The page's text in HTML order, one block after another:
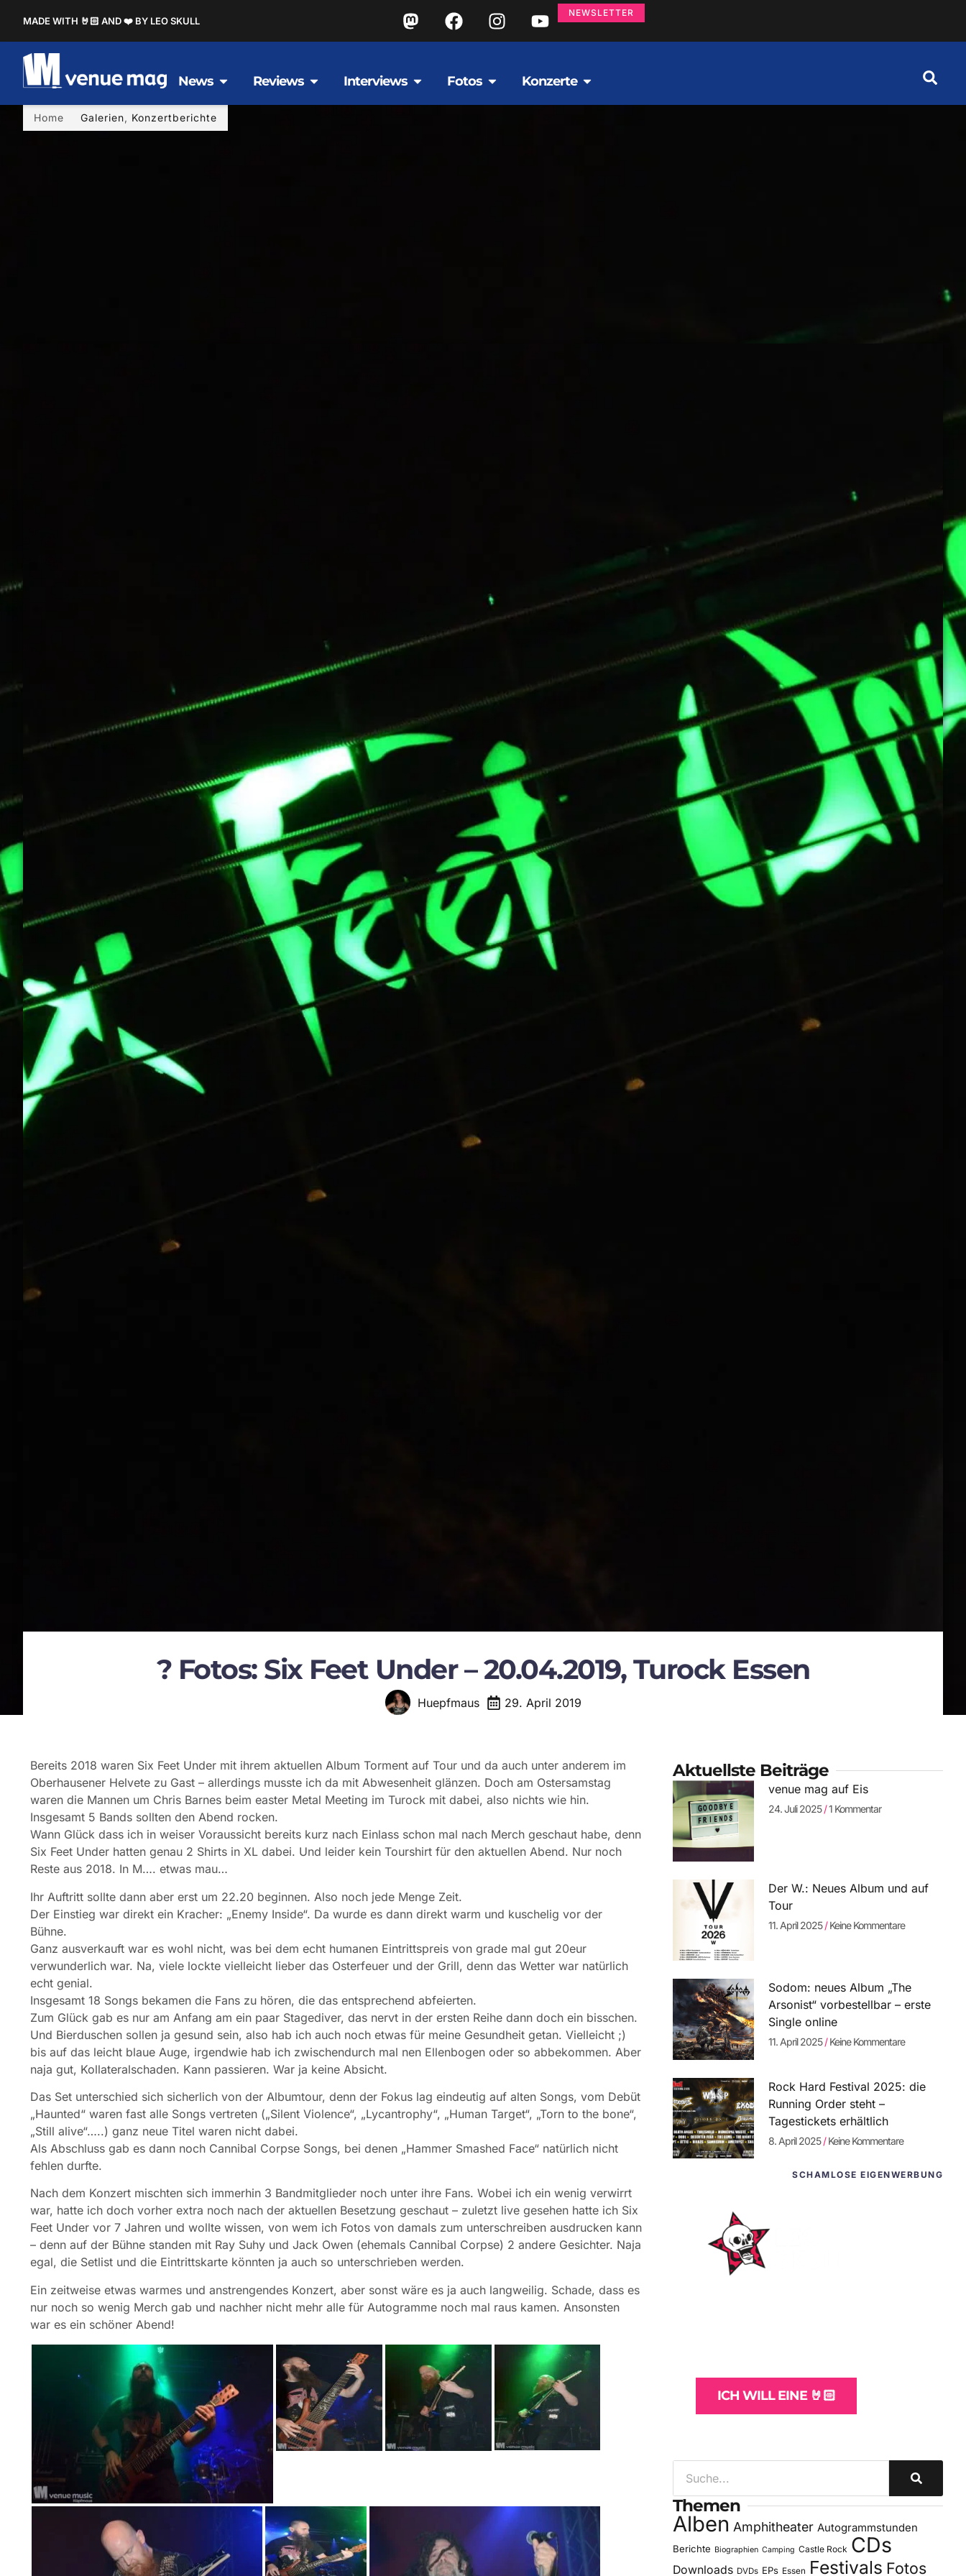
MADE WITH 🤘🏻 AND ❤️ BY LEO SKULL
NEWSLETTER
News Reviews Interviews Fotos Konzerte
Home Galerien, Konzertberichte
? Fotos: Six Feet Under – 20.04.2019, Turock Essen
Huepfmaus 29. April 2019
Bereits 2018 waren Six Feet Under mit ihrem aktuellen Album Torment auf Tour und da auch unter anderem im
Oberhausener Helvete zu Gast – allerdings musste ich da mit Abwesenheit glänzen. Doch am Ostersamstag
waren die Mannen um Chris Barnes beim easter Metal Meeting im Turock mit dabei, also nichts wie hin.
Insgesamt 5 Bands sollten den Abend rocken.
Wann Glück dass ich in weiser Voraussicht bereits kurz nach Einlass schon mal nach Merch geschaut habe, denn
Six Feet Under hatten genau 2 Shirts in XL dabei. Und leider kein Tourshirt für den aktuellen Abend. Nur noch
Reste aus 2018. In M…. etwas mau…
Ihr Auftritt sollte dann aber erst um 22.20 beginnen. Also noch jede Menge Zeit.
Der Einstieg war direkt ein Kracher: „Enemy Inside“. Da wurde es dann direkt warm und kuschelig vor der
Bühne.
Ganz ausverkauft war es wohl nicht, was bei dem echt humanen Eintrittspreis von grade mal gut 20eur
verwunderlich war. Na, viele lockte vielleicht lieber das Osterfeuer und der Grill, denn das Wetter war natürlich
echt genial.
Insgesamt 18 Songs bekamen die Fans zu hören, die das entsprechend abfeierten.
Zum Glück gab es nur am Anfang am ein paar Stagediver, das nervt in der ersten Reihe dann doch ein bisschen.
Und Bierduschen sollen ja gesund sein, also hab ich auch noch etwas für meine Gesundheit getan. Vielleicht ;)
bis auf das leicht blaue Auge, irgendwie hab ich zwischendurch mal nen Ellenbogen oder so abbekommen. Aber
naja gut, Kollateralschaden. Kann passieren. War ja keine Absicht.
Das Set unterschied sich sicherlich von der Albumtour, denn der Fokus lag eindeutig auf alten Songs, vom Debüt
„Haunted“ waren fast alle Songs vertreten („Silent Violence“, „Lycantrophy“, „Human Target“, „Torn to the bone“,
„Still alive“…..) ganz neue Titel waren nicht dabei.
Als Abschluss gab es dann noch Cannibal Corpse Songs, bei denen „Hammer Smashed Face“ natürlich nicht
fehlen durfte.
Nach dem Konzert mischten sich immerhin 3 Bandmitglieder noch unter ihre Fans. Wobei ich ein wenig verwirrt
war, hatte ich doch vorher extra noch nach der aktuellen Besetzung geschaut – zuletzt live gesehen hatte ich Six
Feet Under vor 7 Jahren und wollte wissen, von wem ich Fotos von damals zum unterschreiben ausdrucken kann
– denn auf der Bühne standen mit Ray Suhy und Jack Owen (ehemals Cannibal Corpse) 2 andere Gesichter. Naja
egal, die Setlist und die Eintrittskarte könnten ja auch so unterschrieben werden.
Ein zeitweise etwas warmes und anstrengendes Konzert, aber sonst wäre es ja auch langweilig. Schade, dass es
nur noch so wenig Merch gab und nachher nicht mehr alle für Autogramme noch mal raus kamen. Ansonsten
war es ein schöner Abend!
Aktuellste Beiträge
venue mag auf Eis
24. Juli 2025 1 Kommentar
Der W.: Neues Album und auf
Tour
11. April 2025 Keine Kommentare
Sodom: neues Album „The
Arsonist“ vorbestellbar – erste
Single online
11. April 2025 Keine Kommentare
Rock Hard Festival 2025: die
Running Order steht –
Tagestickets erhältlich
8. April 2025 Keine Kommentare
SCHAMLOSE EIGENWERBUNG
ICH WILL EINE 🤘🏻
Themen
Alben Amphitheater Autogrammstunden
Berichte Biographien Camping Castle Rock CDs
Downloads DVDs EPs Essen Festivals Fotos